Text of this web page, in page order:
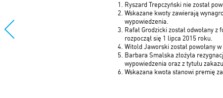
Ryszard Trepczyński nie został
Wskazane kwoty zawierają
wypowiedzenia.
Rafał Grodzicki został odwołany
rozpoczął się 1 lipca 2015 roku.
Witold Jaworski został powołany
Barbara Smalska złożyła
wypowiedzenia oraz z tytułu
Wskazana kwota stanowi premię